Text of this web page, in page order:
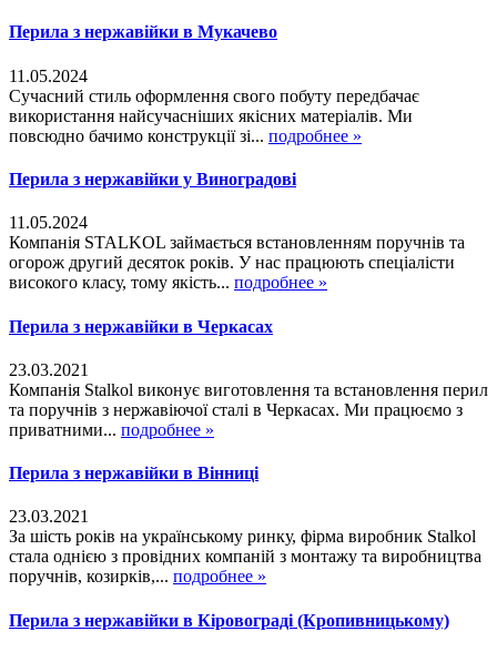
Перила з нержавійки в Мукачево
11.05.2024
Сучасний стиль оформлення свого побуту передбачає
використання найсучасніших якісних матеріалів. Ми
повсюдно бачимо конструкції зі... подробнее »
Перила з нержавійки у Виноградові
11.05.2024
Компанія STALKOL займається встановленням поручнів та
огорож другий десяток років. У нас працюють спеціалісти
високого класу, тому якість... подробнее »
Перила з нержавійки в Черкасах
23.03.2021
Компанія Stalkol виконує виготовлення та встановлення перил
та поручнів з нержавіючої сталі в Черкасах. Ми працюємо з
приватними... подробнее »
Перила з нержавійки в Вінниці
23.03.2021
За шість років на українському ринку, фірма виробник Stalkol
стала однією з провідних компаній з монтажу та виробництва
поручнів, козирків,... подробнее »
Перила з нержавійки в Кіровограді (Кропивницькому)